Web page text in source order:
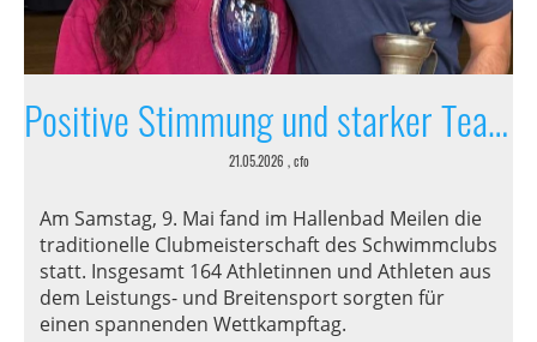
Positive Stimmung und starker Teamgeist
21.05.2026 , cfo
Am Samstag, 9. Mai fand im Hallenbad Meilen die
traditionelle Clubmeisterschaft des Schwimmclubs
statt. Insgesamt 164 Athletinnen und Athleten aus
dem Leistungs- und Breitensport sorgten für
einen spannenden Wettkampftag.